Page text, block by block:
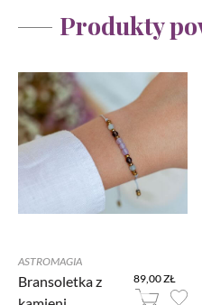
Produkty
ASTROMAGIA
Bransoletka z
89,00 ZŁ